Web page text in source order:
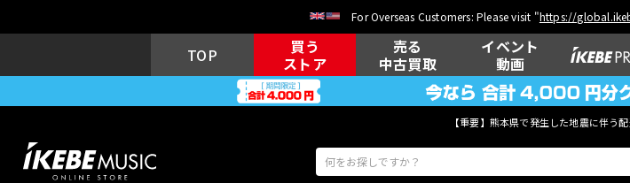
For Overseas Customers: Please visit "https://
TOP
買う
ストア
売る
中古買取
イベント
動画
【重要】熊本県で発生した地震に伴う